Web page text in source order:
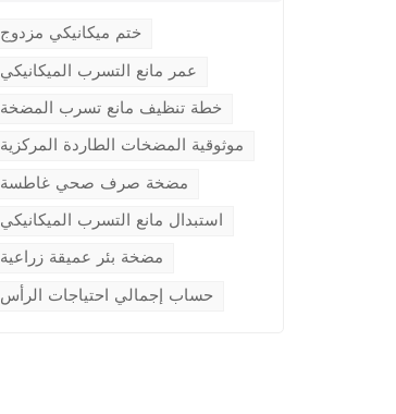
ختم ميكانيكي مزدوج
عمر مانع التسرب الميكانيكي
خطة تنظيف مانع تسرب المضخة
موثوقية المضخات الطاردة المركزية
مضخة صرف صحي غاطسة
استبدال مانع التسرب الميكانيكي
مضخة بئر عميقة زراعية
حساب إجمالي احتياجات الرأس